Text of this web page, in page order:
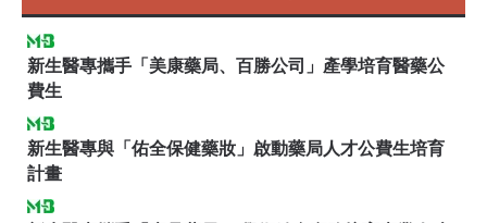
新生醫專攜手「美康藥局、百勝公司」產學培育醫藥公
費生
新生醫專與「佑全保健藥妝」啟動藥局人才公費生培育
計畫